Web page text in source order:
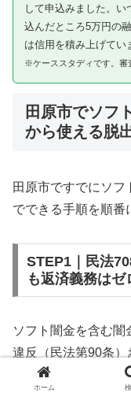
して申込みました。い
込んだところ5万円の
は信用を積み上げてい
※ケーススタディです。審
田原市でソフ
から使える脱
田原市ですでにソフ
でできる手順を順番
STEP1｜民法
も返済義務はゼ
ソフト闇金を含む闇
違反（民法第90条）
に該当するため、
ホーム